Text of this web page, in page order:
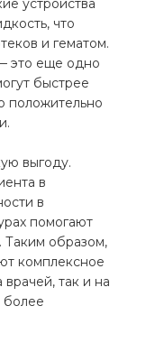
устройства
что
и гематом.
это еще одно
быстрее
положительно
выгоду.
в
в
помогают
Таким образом,
комплексное
так и на
более